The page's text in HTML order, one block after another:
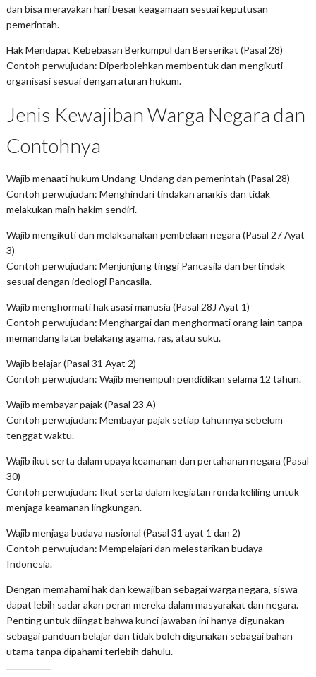
dan bisa merayakan hari besar keagamaan sesuai keputusan
pemerintah.
Hak Mendapat Kebebasan Berkumpul dan Berserikat (Pasal 28)
Contoh perwujudan: Diperbolehkan membentuk dan mengikuti
organisasi sesuai dengan aturan hukum.
Jenis Kewajiban Warga Negara dan
Contohnya
Wajib menaati hukum Undang-Undang dan pemerintah (Pasal 28)
Contoh perwujudan: Menghindari tindakan anarkis dan tidak
melakukan main hakim sendiri.
Wajib mengikuti dan melaksanakan pembelaan negara (Pasal 27 Ayat
3)
Contoh perwujudan: Menjunjung tinggi Pancasila dan bertindak
sesuai dengan ideologi Pancasila.
Wajib menghormati hak asasi manusia (Pasal 28J Ayat 1)
Contoh perwujudan: Menghargai dan menghormati orang lain tanpa
memandang latar belakang agama, ras, atau suku.
Wajib belajar (Pasal 31 Ayat 2)
Contoh perwujudan: Wajib menempuh pendidikan selama 12 tahun.
Wajib membayar pajak (Pasal 23 A)
Contoh perwujudan: Membayar pajak setiap tahunnya sebelum
tenggat waktu.
Wajib ikut serta dalam upaya keamanan dan pertahanan negara (Pasal
30)
Contoh perwujudan: Ikut serta dalam kegiatan ronda keliling untuk
menjaga keamanan lingkungan.
Wajib menjaga budaya nasional (Pasal 31 ayat 1 dan 2)
Contoh perwujudan: Mempelajari dan melestarikan budaya
Indonesia.
Dengan memahami hak dan kewajiban sebagai warga negara, siswa
dapat lebih sadar akan peran mereka dalam masyarakat dan negara.
Penting untuk diingat bahwa kunci jawaban ini hanya digunakan
sebagai panduan belajar dan tidak boleh digunakan sebagai bahan
utama tanpa dipahami terlebih dahulu.